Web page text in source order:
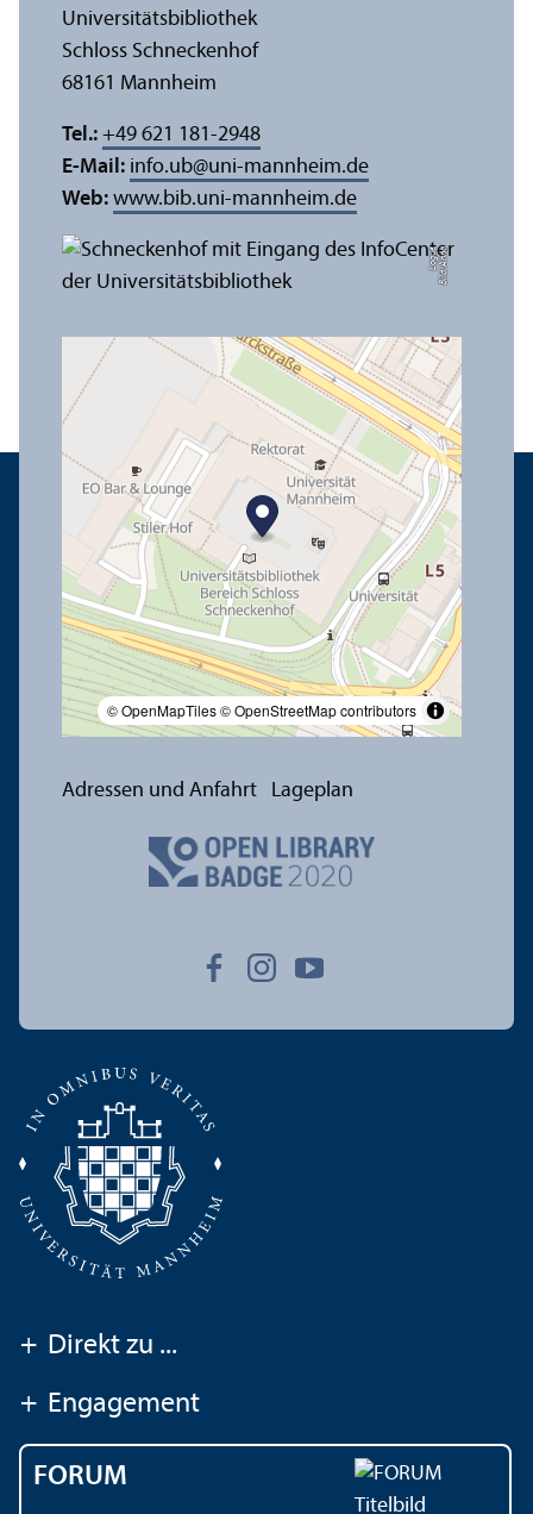
Bil
d:
A
n
n
a
L
o
g
u
e
© OpenMapTiles© OpenStreetMap contributors
Universitäts­bibliothek
Schloss Schneckenhof
68161 Mannheim
Tel.: +49 621 181-2948
E-Mail: info.ub@uni-mannheim.de
Web: www.bib.uni-mannheim.de
Adressen und Anfahrt Lageplan
+ Direkt zu ...
+ Engagement
FORUM